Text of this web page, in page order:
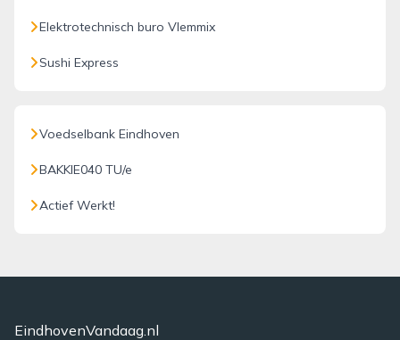
Elektrotechnisch buro Vlemmix
Sushi Express
Voedselbank Eindhoven
BAKKIE040 TU/e
Actief Werkt!
EindhovenVandaag.nl